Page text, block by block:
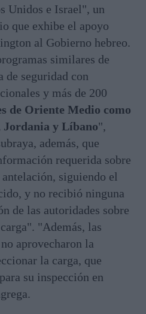
Unidos e Israel", un
que exhibe el apoyo
al Gobierno hebreo.
similares de
de seguridad con
y más de 200
de Oriente Medio como
y Líbano",
además, que
requerida sobre
siguiendo el
y no recibió ninguna
de las autoridades sobre
"Además, las
aprovecharon la
la carga, que
su inspección en